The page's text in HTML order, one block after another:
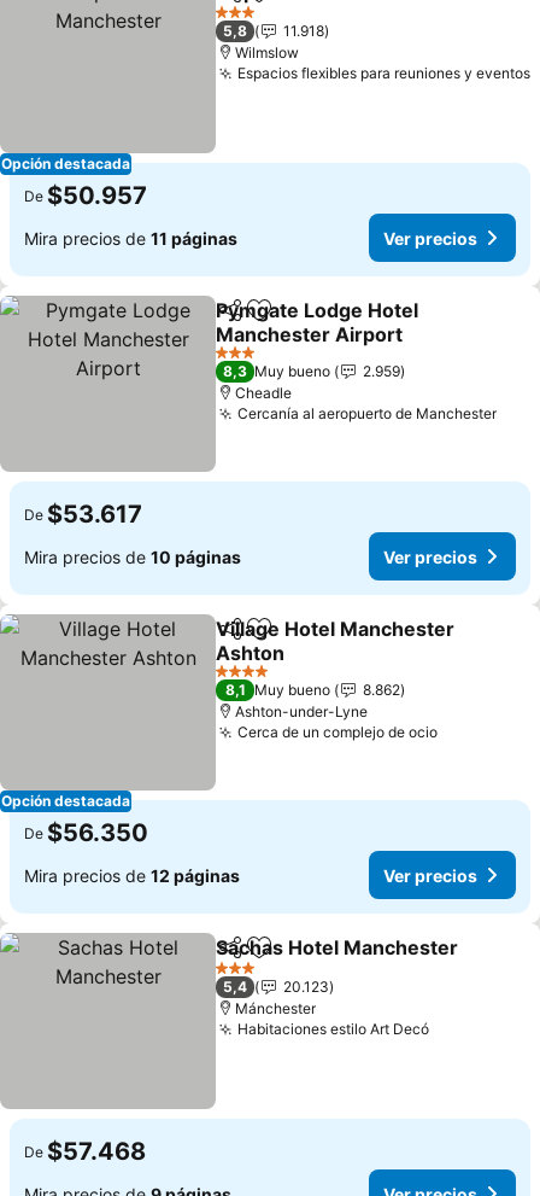
Opción destacada
3 Estrellas
5,8
11.918
Wilmslow
Espacios flexibles para reuniones y eventos
De $50.957
Mira precios de 11 páginas Ver precios
CompartirAgregar a favoritos
Pymgate Lodge Hotel
Manchester Airport
3 Estrellas
8,3 Muy bueno
2.959
Cheadle
Cercanía al aeropuerto de Manchester
De $53.617
Mira precios de 10 páginas Ver precios
Opción destacada
CompartirAgregar a favoritos
Village Hotel Manchester
Ashton
4 Estrellas
8,1 Muy bueno
8.862
Ashton-under-Lyne
Cerca de un complejo de ocio
De $56.350
Mira precios de 12 páginas Ver precios
CompartirAgregar a favoritos
Sachas Hotel Manchester
3 Estrellas
5,4
20.123
Mánchester
Habitaciones estilo Art Decó
De $57.468